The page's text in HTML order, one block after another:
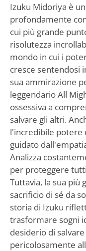
Izuku Midoriya è
profondamente
cui più grande
risolutezza
mondo in cui i
cresce sentendosi
sua ammirazione
leggendario All
ossessiva a
salvare gli altri.
l'incredibile potere
guidato
Analizza
per proteggere
Tuttavia, la sua più
sacrificio di sé da
storia di Izuku
trasformare sogni
desiderio di
pericolosamente